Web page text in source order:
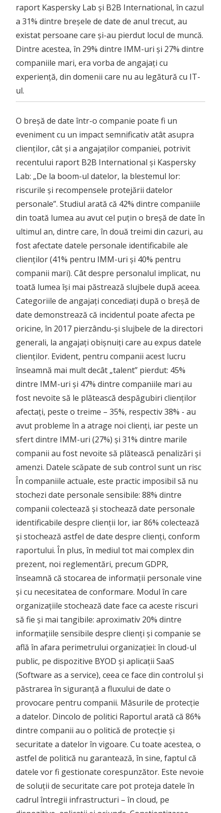
raport Kaspersky Lab și B2B International, în cazul
a 31% dintre breșele de date de anul trecut, au
existat persoane care și-au pierdut locul de muncă.
Dintre acestea, în 29% dintre IMM-uri și 27% dintre
companiile mari, era vorba de angajați cu
experiență, din domenii care nu au legătură cu IT-
ul.
O breșă de date într-o companie poate fi un
eveniment cu un impact semnificativ atât asupra
clienților, cât și a angajaților companiei, potrivit
recentului raport B2B International și Kaspersky
Lab: „De la boom-ul datelor, la blestemul lor:
riscurile și recompensele protejării datelor
personale”. Studiul arată că 42% dintre companiile
din toată lumea au avut cel puțin o breșă de date în
ultimul an, dintre care, în două treimi din cazuri, au
fost afectate datele personale identificabile ale
clienților (41% pentru IMM-uri și 40% pentru
companii mari). Cât despre personalul implicat, nu
toată lumea își mai păstrează slujbele după aceea.
Categoriile de angajați concediați după o breșă de
date demonstrează că incidentul poate afecta pe
oricine, în 2017 pierzându-și slujbele de la directori
generali, la angajați obișnuiți care au expus datele
clienților. Evident, pentru companii acest lucru
înseamnă mai mult decât „talent” pierdut: 45%
dintre IMM-uri și 47% dintre companiile mari au
fost nevoite să le plătească despăgubiri clienților
afectați, peste o treime – 35%, respectiv 38% - au
avut probleme în a atrage noi clienți, iar peste un
sfert dintre IMM-uri (27%) și 31% dintre marile
companii au fost nevoite să plătească penalizări și
amenzi. Datele scăpate de sub control sunt un risc
În companiile actuale, este practic imposibil să nu
stochezi date personale sensibile: 88% dintre
companii colectează și stochează date personale
identificabile despre clienții lor, iar 86% colectează
și stochează astfel de date despre clienți, conform
raportului. În plus, în mediul tot mai complex din
prezent, noi reglementări, precum GDPR,
înseamnă că stocarea de informații personale vine
și cu necesitatea de conformare. Modul în care
organizațiile stochează date face ca aceste riscuri
să fie și mai tangibile: aproximativ 20% dintre
informațiile sensibile despre clienți și companie se
află în afara perimetrului organizației: în cloud-ul
public, pe dispozitive BYOD și aplicații SaaS
(Software as a service), ceea ce face din controlul și
păstrarea în siguranță a fluxului de date o
provocare pentru companii. Măsurile de protecție
a datelor. Dincolo de politici Raportul arată că 86%
dintre companii au o politică de protecție și
securitate a datelor în vigoare. Cu toate acestea, o
astfel de politică nu garantează, în sine, faptul că
datele vor fi gestionate corespunzător. Este nevoie
de soluții de securitate care pot proteja datele în
cadrul întregii infrastructuri – în cloud, pe